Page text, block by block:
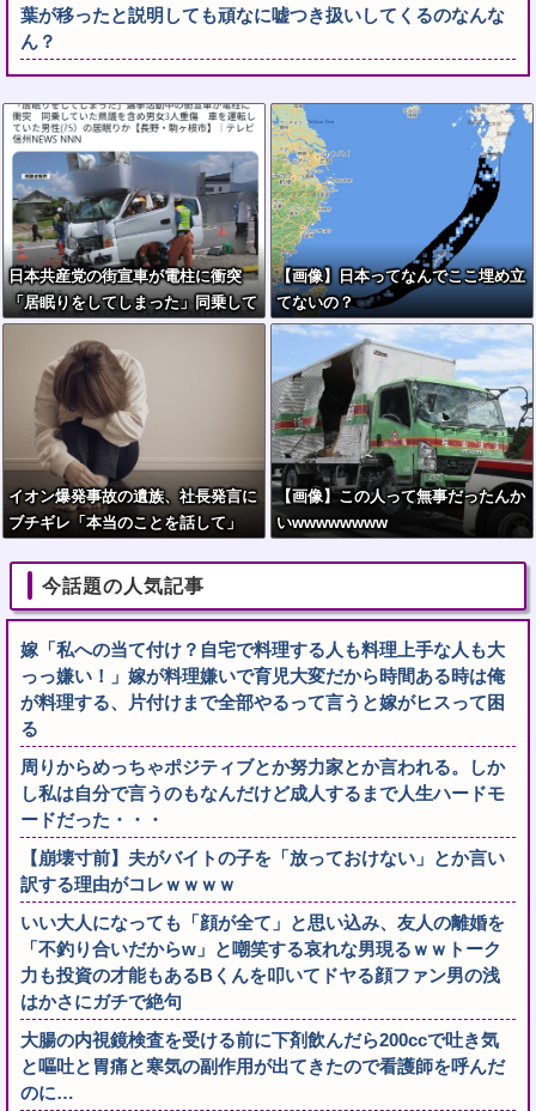
葉が移ったと説明しても頑なに嘘つき扱いしてくるのなんな
ん？
日本共産党の街宣車が電柱に衝突
「居眠りをしてしまった」同乗して
いた県議を含め男女3人重傷
【画像】日本ってなんでここ埋め立
てないの？
イオン爆発事故の遺族、社長発言に
ブチギレ「本当のことを話して」
【画像】この人って無事だったんか
いwwwwwwww
今話題の人気記事
嫁「私への当て付け？自宅で料理する人も料理上手な人も大
っっ嫌い！」嫁が料理嫌いで育児大変だから時間ある時は俺
が料理する、片付けまで全部やるって言うと嫁がヒスって困
る
周りからめっちゃポジティブとか努力家とか言われる。しか
し私は自分で言うのもなんだけど成人するまで人生ハードモ
ードだった・・・
【崩壊寸前】夫がバイトの子を「放っておけない」とか言い
訳する理由がコレｗｗｗｗ
いい大人になっても「顔が全て」と思い込み、友人の離婚を
「不釣り合いだからw」と嘲笑する哀れな男現るｗｗトーク
力も投資の才能もあるBくんを叩いてドヤる顔ファン男の浅
はかさにガチで絶句
大腸の内視鏡検査を受ける前に下剤飲んだら200ccで吐き気
と嘔吐と胃痛と寒気の副作用が出てきたので看護師を呼んだ
のに…